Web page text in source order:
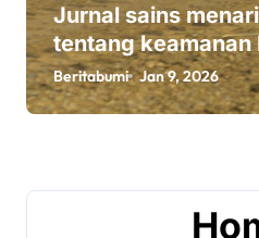
Jurnal sains
tentang keamanan
Roundup:
serius’
Beritabumi Jan 9, 2026